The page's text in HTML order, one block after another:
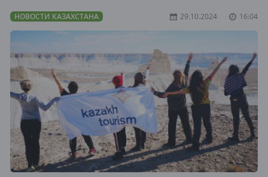
НОВОСТИ КАЗАХСТАНА 29.10.2024 16:04